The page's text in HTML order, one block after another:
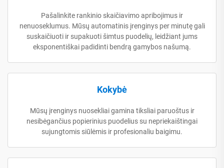
Pašalinkite rankinio skaičiavimo apribojimus ir
nenuoseklumus. Mūsų automatinis įrenginys per minutę gali
suskaičiuoti ir supakuoti šimtus puodelių, leidžiant jums
eksponentiškai padidinti bendrą gamybos našumą.
Kokybė
Mūsų įrenginys nuosekliai gamina tiksliai paruoštus ir
nesibėgančius popierinius puodelius su nepriekaištingai
sujungtomis siūlėmis ir profesionaliu baigimu.